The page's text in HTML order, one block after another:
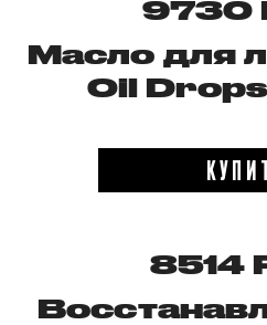
9730
Масло для
Oil
8514